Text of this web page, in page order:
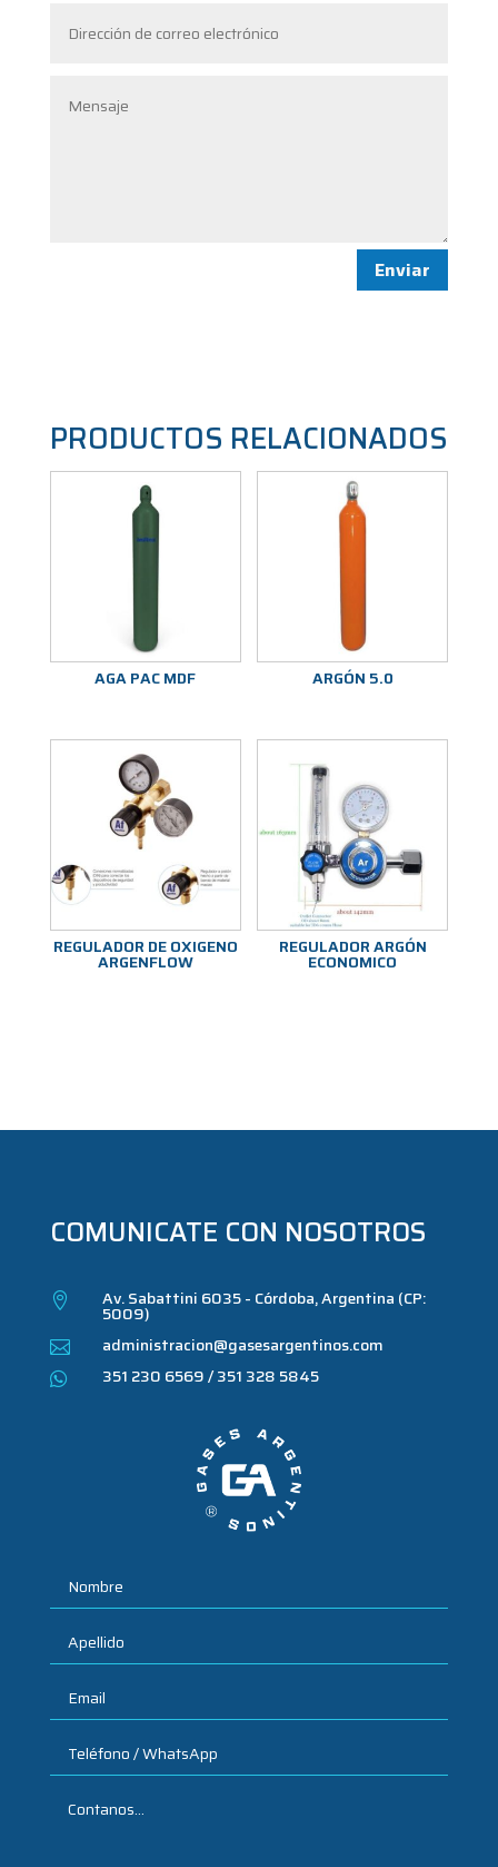
Enviar
PRODUCTOS RELACIONADOS
AGA PAC MDF ARGÓN 5.0
REGULADOR DE OXIGENO
ARGENFLOW
REGULADOR ARGÓN
ECONOMICO
COMUNICATE CON NOSOTROS
 Av. Sabattini 6035 - Córdoba, Argentina (CP:
5009)
 administracion@gasesargentinos.com
 351 230 6569 / 351 328 5845